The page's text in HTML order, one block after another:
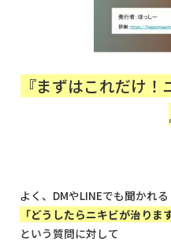
『まずはこれだけ
よく、DMやLINEでも聞かれる
「どうしたらニキビが治りま
という質問に対して